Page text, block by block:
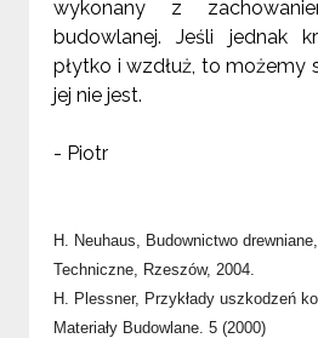
wykonany z
budowlanej. Jeśli jednak
płytko i wzdłuż, to możemy
jej nie jest.
- Piotr
H. Neuhaus, Budownictwo
Techniczne, Rzeszów, 2004.
H. Plessner, Przykłady uszkodzeń
Materiały Budowlane. 5 (2000)